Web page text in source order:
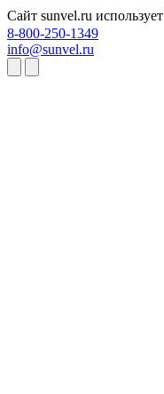
Сайт sunvel.ru
8-800-250-1349
info@sunvel.ru